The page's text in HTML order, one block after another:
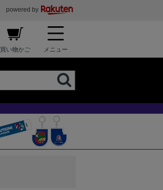
powered by
買い物かご メニュー